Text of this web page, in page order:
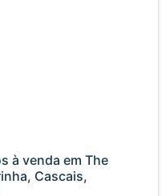
à venda em The
Cascais,